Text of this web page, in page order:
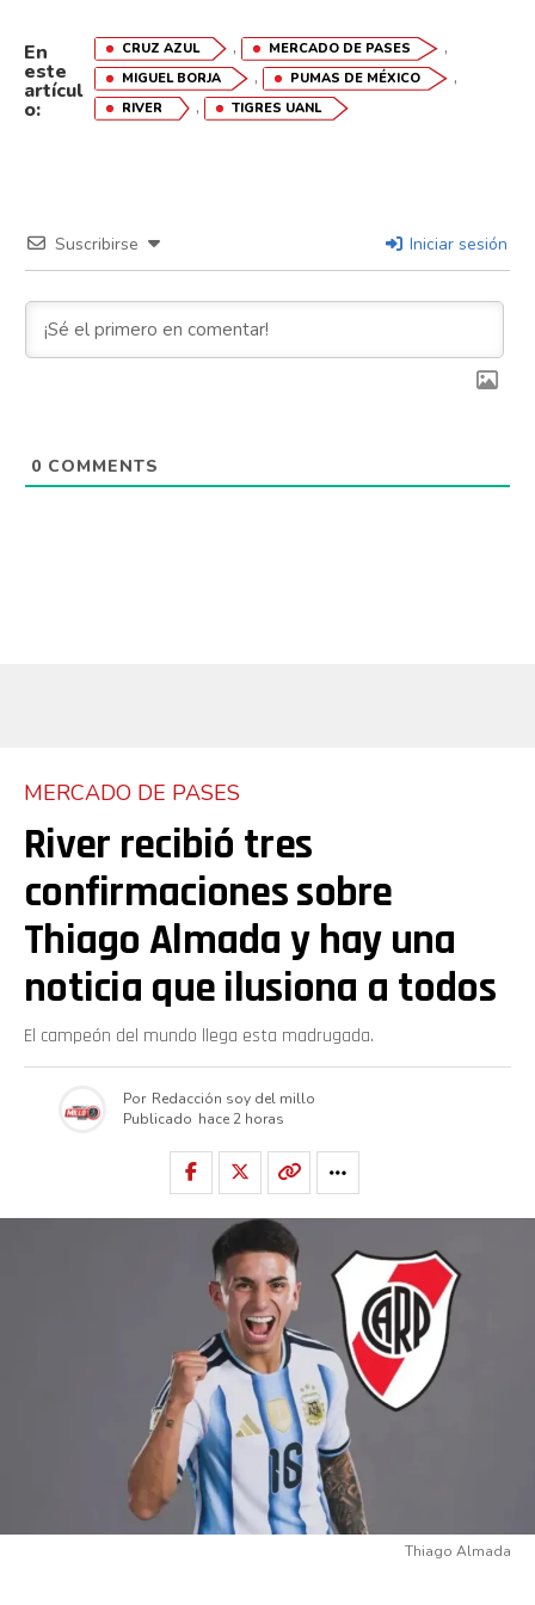
En
este
artícul
o:
CRUZ AZUL , MERCADO DE PASES ,
MIGUEL BORJA , PUMAS DE MÉXICO ,
RIVER , TIGRES UANL
Suscribirse Iniciar sesión
0 COMMENTS
MERCADO DE PASES
River recibió tres
confirmaciones sobre
Thiago Almada y hay una
noticia que ilusiona a todos
El campeón del mundo llega esta madrugada.
Por Redacción soy del millo
Publicado hace 2 horas
Thiago Almada